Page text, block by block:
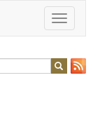
Toggle
navigation